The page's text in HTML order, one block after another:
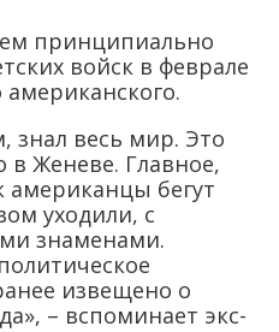
принципиально
войск в феврале
знал весь мир. Это
Женеве. Главное,
американцы бегут
уходили, с
знаменами.
извещено о
– вспоминает экс-